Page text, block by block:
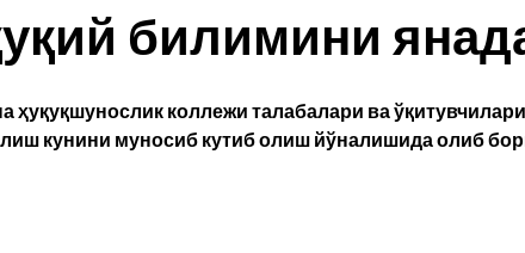
билимини
коллежи талабалари ва
кунини муносиб кутиб олиш йўналишида олиб